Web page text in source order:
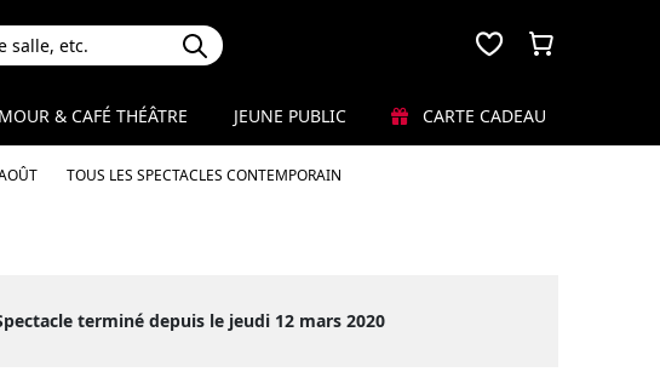
TOUS LES SPECTACLES CONTEMPORAIN
& CAFÉ THÉÂTRE JEUNE PUBLIC CARTE CADEAU
terminé depuis le jeudi 12 mars 2020